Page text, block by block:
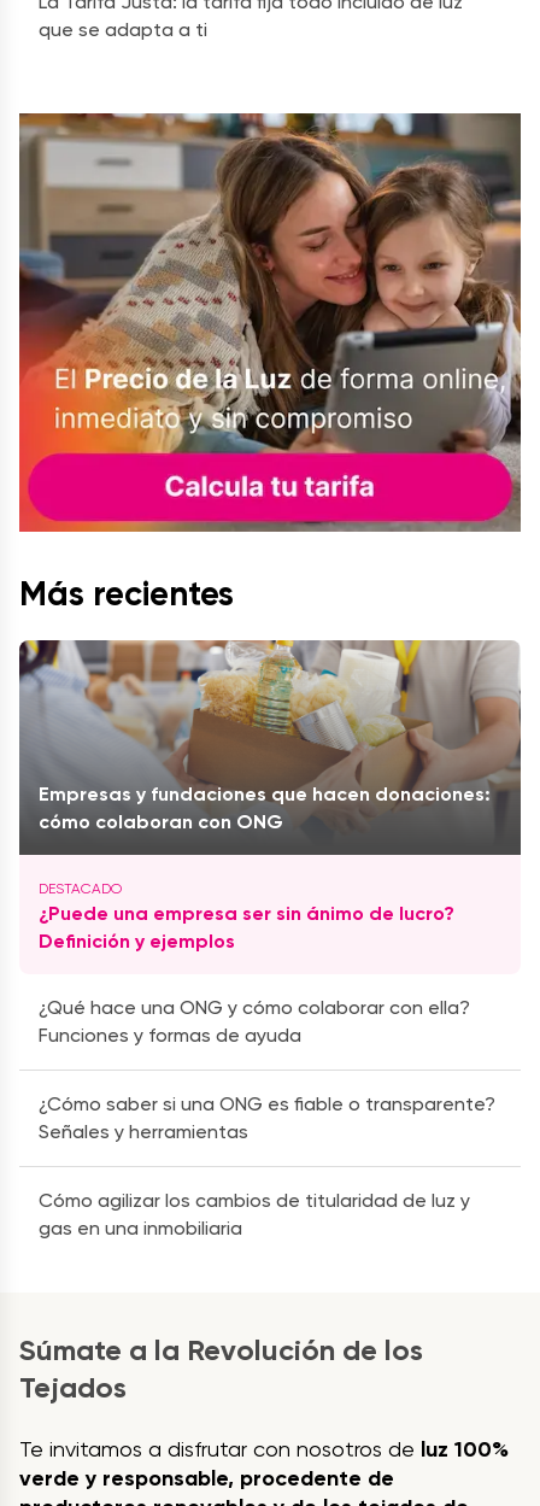
que se adapta a ti
Más recientes
Empresas y fundaciones que hacen donaciones:
cómo colaboran con ONG
¿Puede una empresa ser sin ánimo de lucro?
Definición y ejemplos
¿Qué hace una ONG y cómo colaborar con ella?
Funciones y formas de ayuda
¿Cómo saber si una ONG es fiable o transparente?
Señales y herramientas
Cómo agilizar los cambios de titularidad de luz y
gas en una inmobiliaria
Súmate a la Revolución de los
Tejados
Te invitamos a disfrutar con nosotros de luz 100%
verde y responsable, procedente de